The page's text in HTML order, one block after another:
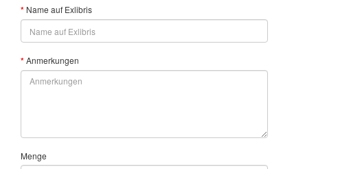
Name auf Exlibris
Anmerkungen
Menge